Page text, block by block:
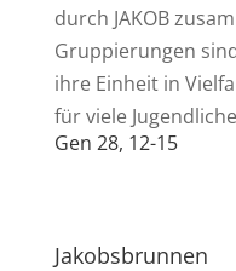
durch JAKOB
Gruppierungen
ihre Einheit in
für viele
Gen 28, 12-15
Jakobsbrunnen